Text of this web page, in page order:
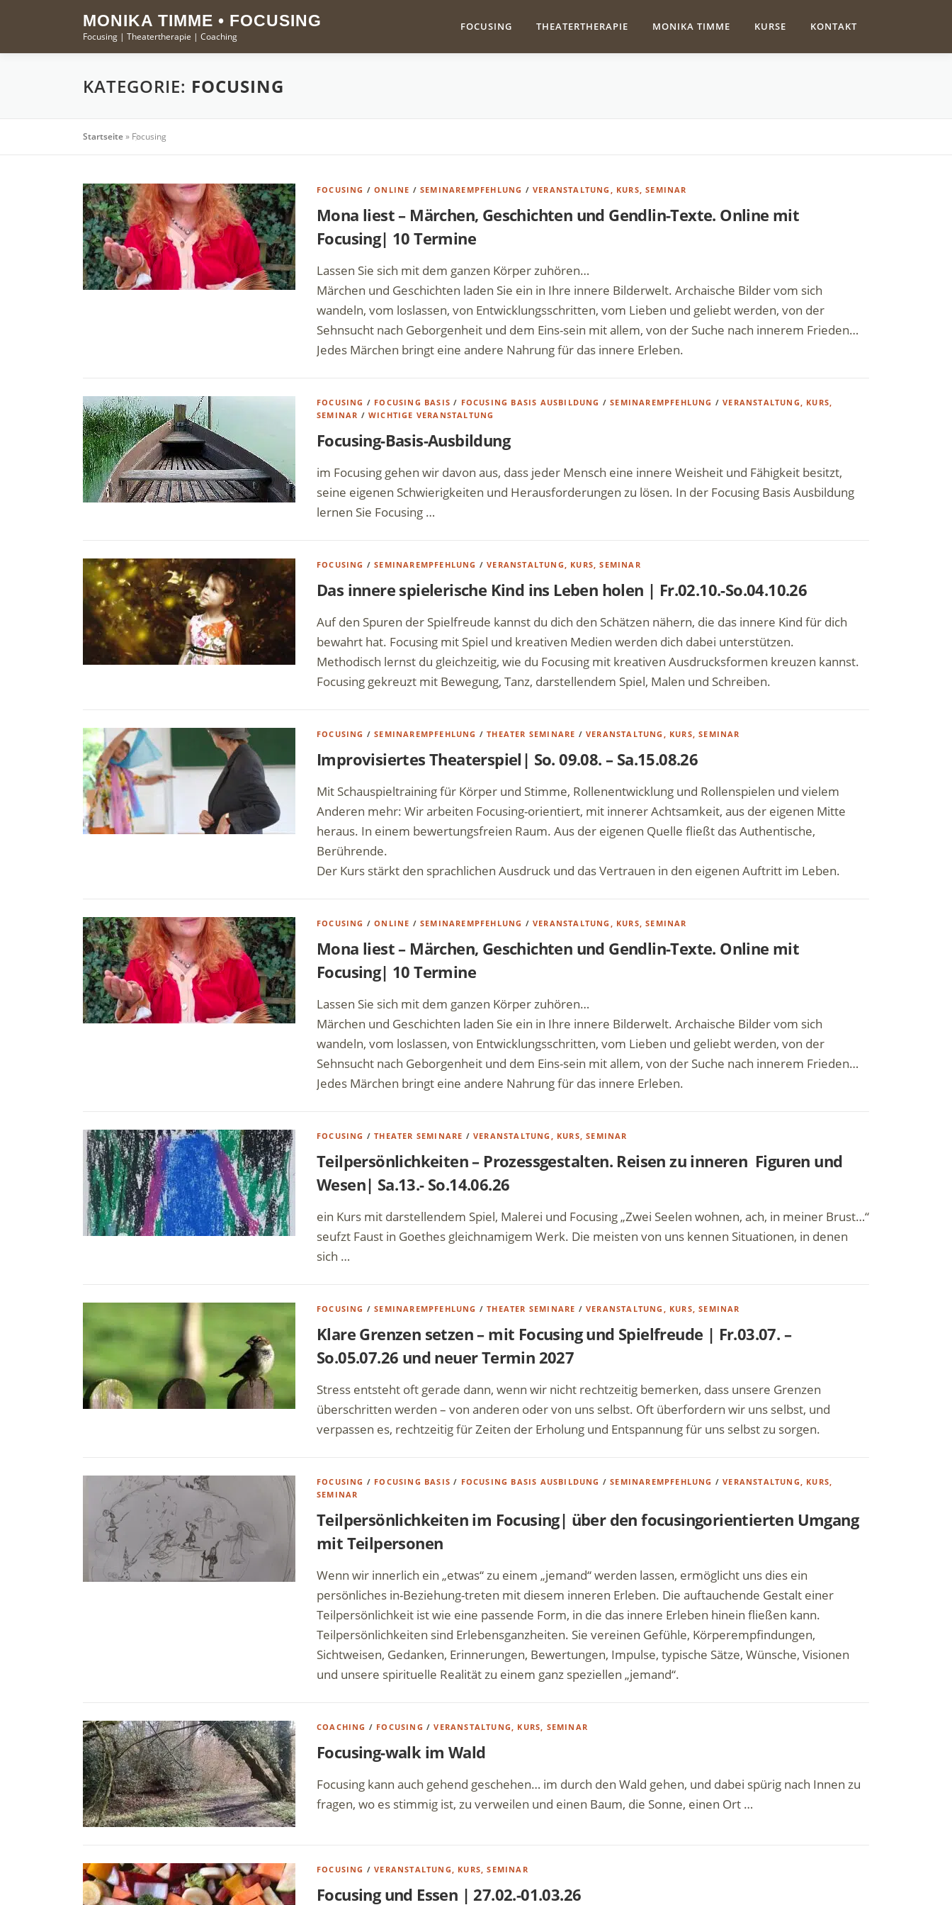
MONIKA TIMME • FOCUSING
Focusing | Theatertherapie | Coaching
FOCUSING THEATERTHERAPIE MONIKA TIMME KURSE KONTAKT
KATEGORIE: FOCUSING
Startseite» Focusing
FOCUSING /ONLINE /SEMINAREMPFEHLUNG /VERANSTALTUNG, KURS, SEMINAR
Mona liest – Märchen, Geschichten und Gendlin-Texte. Online mit
Focusing| 10 Termine
Lassen Sie sich mit dem ganzen Körper zuhören…
Märchen und Geschichten laden Sie ein in Ihre innere Bilderwelt. Archaische Bilder vom sich
wandeln, vom loslassen, von Entwicklungsschritten, vom Lieben und geliebt werden, von der
Sehnsucht nach Geborgenheit und dem Eins-sein mit allem, von der Suche nach innerem Frieden…
Jedes Märchen bringt eine andere Nahrung für das innere Erleben.
FOCUSING / FOCUSING BASIS / FOCUSING BASIS AUSBILDUNG /SEMINAREMPFEHLUNG /VERANSTALTUNG, KURS,
SEMINAR /WICHTIGE VERANSTALTUNG
Focusing-Basis-Ausbildung
im Focusing gehen wir davon aus, dass jeder Mensch eine innere Weisheit und Fähigkeit besitzt,
seine eigenen Schwierigkeiten und Herausforderungen zu lösen. In der Focusing Basis Ausbildung
lernen Sie Focusing …
FOCUSING /SEMINAREMPFEHLUNG /VERANSTALTUNG, KURS, SEMINAR
Das innere spielerische Kind ins Leben holen | Fr.02.10.-So.04.10.26
Auf den Spuren der Spielfreude kannst du dich den Schätzen nähern, die das innere Kind für dich
bewahrt hat. Focusing mit Spiel und kreativen Medien werden dich dabei unterstützen.
Methodisch lernst du gleichzeitig, wie du Focusing mit kreativen Ausdrucksformen kreuzen kannst.
Focusing gekreuzt mit Bewegung, Tanz, darstellendem Spiel, Malen und Schreiben.
FOCUSING /SEMINAREMPFEHLUNG /THEATER SEMINARE /VERANSTALTUNG, KURS, SEMINAR
Improvisiertes Theaterspiel| So. 09.08. – Sa.15.08.26
Mit Schauspieltraining für Körper und Stimme, Rollenentwicklung und Rollenspielen und vielem
Anderen mehr: Wir arbeiten Focusing-orientiert, mit innerer Achtsamkeit, aus der eigenen Mitte
heraus. In einem bewertungsfreien Raum. Aus der eigenen Quelle fließt das Authentische,
Berührende.
Der Kurs stärkt den sprachlichen Ausdruck und das Vertrauen in den eigenen Auftritt im Leben.
FOCUSING /ONLINE /SEMINAREMPFEHLUNG /VERANSTALTUNG, KURS, SEMINAR
Mona liest – Märchen, Geschichten und Gendlin-Texte. Online mit
Focusing| 10 Termine
Lassen Sie sich mit dem ganzen Körper zuhören…
Märchen und Geschichten laden Sie ein in Ihre innere Bilderwelt. Archaische Bilder vom sich
wandeln, vom loslassen, von Entwicklungsschritten, vom Lieben und geliebt werden, von der
Sehnsucht nach Geborgenheit und dem Eins-sein mit allem, von der Suche nach innerem Frieden…
Jedes Märchen bringt eine andere Nahrung für das innere Erleben.
FOCUSING /THEATER SEMINARE /VERANSTALTUNG, KURS, SEMINAR
Teilpersönlichkeiten – Prozessgestalten. Reisen zu inneren Figuren und
Wesen| Sa.13.- So.14.06.26
ein Kurs mit darstellendem Spiel, Malerei und Focusing „Zwei Seelen wohnen, ach, in meiner Brust…“
seufzt Faust in Goethes gleichnamigem Werk. Die meisten von uns kennen Situationen, in denen
sich …
FOCUSING /SEMINAREMPFEHLUNG /THEATER SEMINARE /VERANSTALTUNG, KURS, SEMINAR
Klare Grenzen setzen – mit Focusing und Spielfreude | Fr.03.07. –
So.05.07.26 und neuer Termin 2027
Stress entsteht oft gerade dann, wenn wir nicht rechtzeitig bemerken, dass unsere Grenzen
überschritten werden – von anderen oder von uns selbst. Oft überfordern wir uns selbst, und
verpassen es, rechtzeitig für Zeiten der Erholung und Entspannung für uns selbst zu sorgen.
FOCUSING / FOCUSING BASIS / FOCUSING BASIS AUSBILDUNG /SEMINAREMPFEHLUNG /VERANSTALTUNG, KURS,
SEMINAR
Teilpersönlichkeiten im Focusing| über den focusingorientierten Umgang
mit Teilpersonen
Wenn wir innerlich ein „etwas“ zu einem „jemand“ werden lassen, ermöglicht uns dies ein
persönliches in-Beziehung-treten mit diesem inneren Erleben. Die auftauchende Gestalt einer
Teilpersönlichkeit ist wie eine passende Form, in die das innere Erleben hinein fließen kann.
Teilpersönlichkeiten sind Erlebensganzheiten. Sie vereinen Gefühle, Körperempfindungen,
Sichtweisen, Gedanken, Erinnerungen, Bewertungen, Impulse, typische Sätze, Wünsche, Visionen
und unsere spirituelle Realität zu einem ganz speziellen „jemand“.
COACHING / FOCUSING /VERANSTALTUNG, KURS, SEMINAR
Focusing-walk im Wald
Focusing kann auch gehend geschehen… im durch den Wald gehen, und dabei spürig nach Innen zu
fragen, wo es stimmig ist, zu verweilen und einen Baum, die Sonne, einen Ort …
FOCUSING /VERANSTALTUNG, KURS, SEMINAR
Focusing und Essen | 27.02.-01.03.26